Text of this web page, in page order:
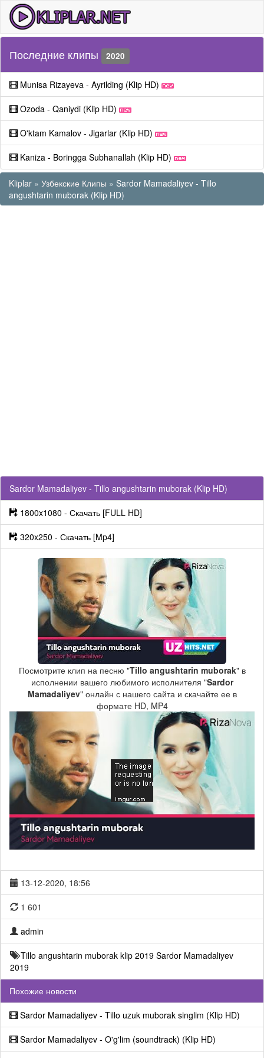
Последние клипы 2020
Munisa Rizayeva - Ayrilding (Klip HD)
Ozoda - Qaniydi (Klip HD)
O'ktam Kamalov - Jigarlar (Klip HD)
Kaniza - Boringga Subhanallah (Klip HD)
Kliplar » Узбекские Клипы » Sardor Mamadaliyev - Tillo
angushtarin muborak (Klip HD)
Sardor Mamadaliyev - Tillo angushtarin muborak (Klip HD)
1800x1080 - Скачать [FULL HD]
320x250 - Скачать [Mp4]
Посмотрите клип на песню "Tillo angushtarin muborak" в
исполнении вашего любимого исполнителя "Sardor
Mamadaliyev" онлайн с нашего сайта и скачайте ее в
формате HD, MP4
13-12-2020, 18:56
1 601
admin
Tillo angushtarin muborak klip 2019 Sardor Mamadaliyev
2019
Похожие новости
Sardor Mamadaliyev - Tillo uzuk muborak singlim (Klip HD)
Sardor Mamadaliyev - O'g'lim (soundtrack) (Klip HD)